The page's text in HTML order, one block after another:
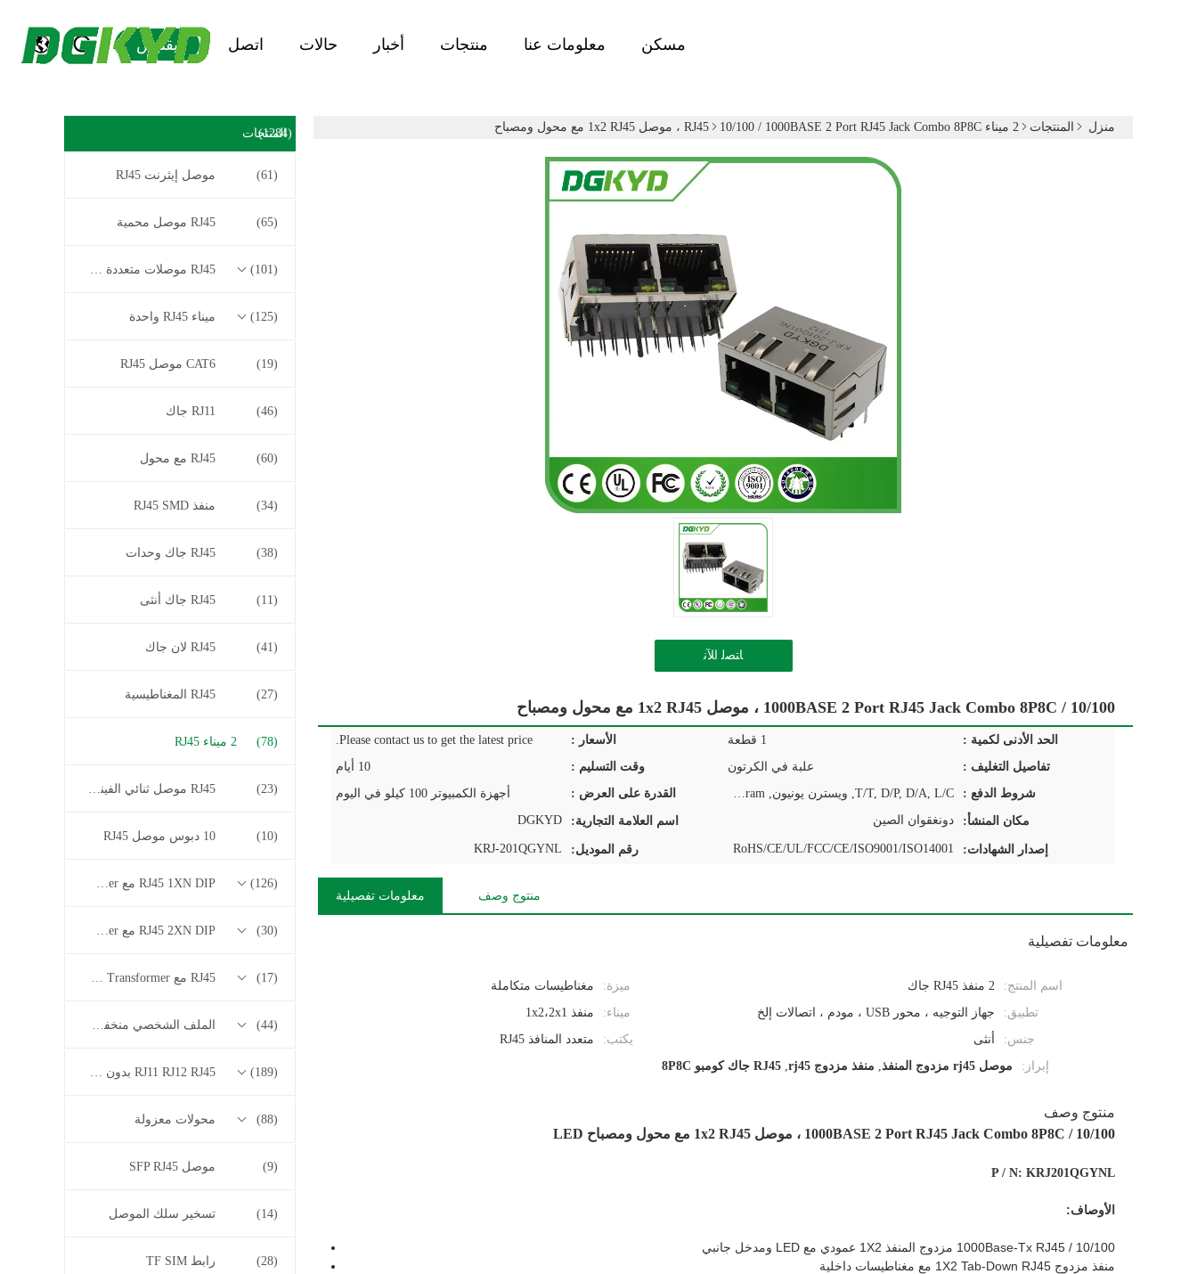
مسكن معلومات عنا منتجات أخبار حالات اتصل يقتبس
المنتجات(1284)
موصل إيثرنت RJ45 (61)
RJ45 موصل محمية (65)
RJ45 موصلات متعددة الموصل (101)
ميناء RJ45 واحدة (125)
CAT6 موصل RJ45 (19)
RJ11 جاك (46)
RJ45 مع محول (60)
منفذ RJ45 SMD (34)
RJ45 جاك وحدات (38)
RJ45 جاك أنثى (11)
RJ45 لان جاك (41)
RJ45 المغناطيسية (27)
2 ميناء RJ45 (78)
RJ45 موصل ثنائي الفينيل متعدد الكلور (23)
10 دبوس موصل RJ45 (10)
RJ45 1XN DIP مع 10/100/1000M Base-T Series Transformer (126)
RJ45 2XN DIP مع 10/100/1000M Base-T Series Transformer (30)
RJ45 مع 2.5G / 5G / 10G Base-T Series Transformer (17)
الملف الشخصي منخفض RJ45 (44)
RJ11 RJ12 RJ45 بدون سلسلة المحولات (189)
محولات معزولة (88)
موصل SFP RJ45 (9)
تسخير سلك الموصل (14)
رابط TF SIM (28)
منزل المنتجات 2 ميناء RJ45 10/100 / 1000BASE 2 Port RJ45 Jack Combo 8P8C ، موصل 1x2 RJ45 مع محول ومصباح
ﺎﺘﺼﻟ ﺍﻶﻧ
10/100 / 1000BASE 2 Port RJ45 Jack Combo 8P8C ، موصل 1x2 RJ45 مع محول ومصباح
الحد الأدنى لكمية : 1 قطعة الأسعار :
Please contact us to get the latest price.
تفاصيل التغليف :
علبة في الكرتون وقت التسليم :
10 أيام
شروط الدفع :
T/T, D/P, D/A, L/C, ويسترن يونيون, MoneyGram القدرة على العرض : أجهزة الكمبيوتر 100 كيلو في اليوم
مكان المنشأ: دونغقوان الصين اسم العلامة التجارية: DGKYD
إصدار الشهادات: RoHS/CE/UL/FCC/CE/ISO9001/ISO14001 رقم الموديل: KRJ-201QGYNL
معلومات تفصيلية منتوج وصف
معلومات تفصيلية
اسم المنتج: 2 منفذ RJ45 جاك ميزة:
مغناطيسات متكاملة
تطبيق:
جهاز التوجيه ، محور USB ، مودم ، اتصالات إلخ ميناء:
منفذ 1x2،2x1
جنس:
أنثى يكتب:
متعدد المنافذ RJ45
إبراز:
موصل rj45 مزدوج المنفذ , منفذ مزدوج rj45 , RJ45 جاك كومبو 8P8C
منتوج وصف
10/100 / 1000BASE 2 Port RJ45 Jack Combo 8P8C ، موصل 1x2 RJ45 مع محول ومصباح LED
P / N: KRJ201QGYNL
الأوصاف:
10/100 / 1000Base-Tx RJ45 مزدوج المنفذ 1X2 عمودي مع LED ومدخل جانبي
منفذ مزدوج 1X2 Tab-Down RJ45 مع مغناطيسات داخلية